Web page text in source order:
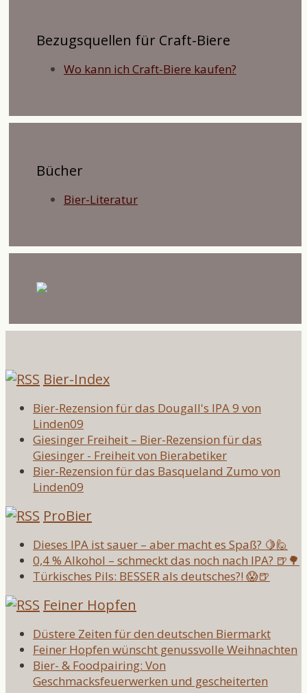
Bezugsquellen für Craft-Biere
Wo kann ich Craft-Biere kaufen?
Bücher
Bier-Literatur
Bier-Index
Bier-Rezension für das Dougall's IPA 9 von
Linden09
Giesinger Freiheit – Bier-Rezension für das
Giesinger - Freiheit von Bierabetiker
Bier-Rezension für das Basqueland Zumo von
Linden09
ProBier
Dieses IPA ist sauer – aber macht es Spaß? 🍋🙋
0,4 % Alkohol – schmeckt das noch nach IPA? 🍺🌳
Türkisches Pils: BESSER als deutsches?! 😱🍺
Feiner Hopfen
Düstere Zeiten für den deutschen Biermarkt
Feiner Hopfen wünscht genussvolle Weihnachten
Bier- & Foodpairing: Von
Geschmacksfeuerwerken und gescheiterten